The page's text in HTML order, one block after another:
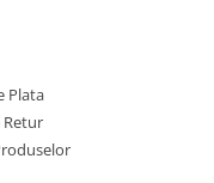
Plata
Retur